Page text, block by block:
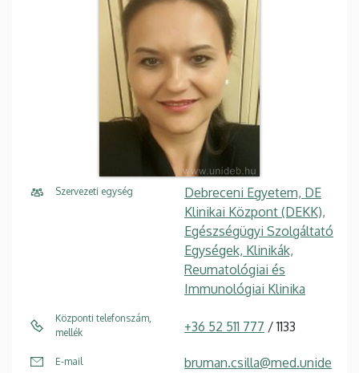
Szervezeti egység
Debreceni Egyetem, DE
Klinikai Központ (DEKK),
Egészségügyi Szolgáltató
Egységek, Klinikák,
Reumatológiai és
Immunológiai Klinika
Központi telefonszám,
mellék
+36 52 511 777 / 1133
E-mail
bruman.csilla@med.unide